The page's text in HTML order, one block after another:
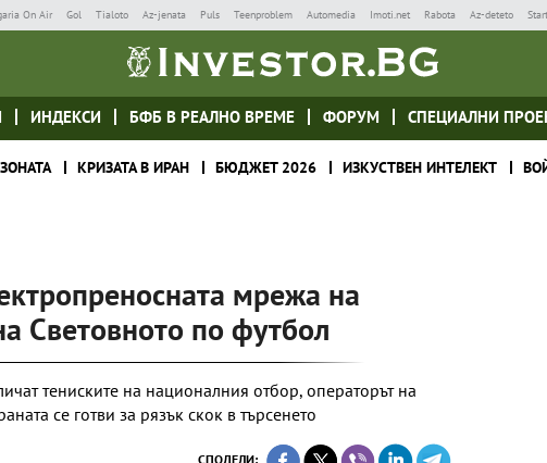
On Air Gol Tialoto Az-jenata Puls Teenproblem Automedia Imoti.net Rabota Az-deteto
ИНДЕКСИ БФБ В РЕАЛНО ВРЕМЕ ФОРУМ СПЕЦИАЛНИ
КРИЗАТА В ИРАН БЮДЖЕТ 2026 ИЗКУСТВЕН ИНТЕЛЕКТ
мрежа на
Световното по футбол
тениските на националния отбор, операторът на
се готви за рязък скок в търсенето
СПОДЕЛИ: